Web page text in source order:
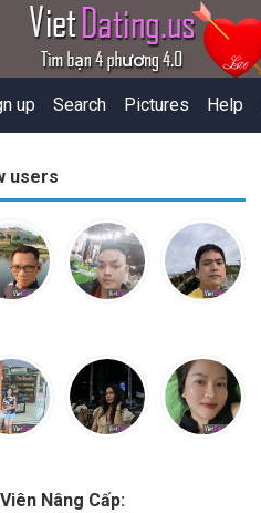
up Search Pictures Help
users
Nâng Cấp: